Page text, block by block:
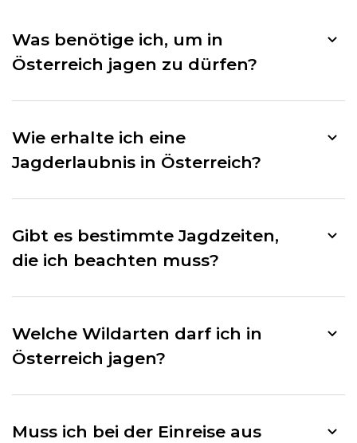
Was benötige ich, um in
Österreich jagen zu dürfen?
Wie erhalte ich eine
Jagderlaubnis in Österreich?
Gibt es bestimmte Jagdzeiten,
die ich beachten muss?
Welche Wildarten darf ich in
Österreich jagen?
Muss ich bei der Einreise aus